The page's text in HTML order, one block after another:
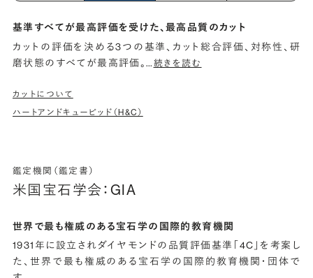
基準すべてが最高評価を受けた、最高品質のカット
カットの評価を決める3つの基準、カット総合評価、対称性、研
磨状態のすべてが最高評価。…続きを読む
カットについて
ハートアンドキューピッド（H&C）
鑑定機関（鑑定書）
米国宝石学会：GIA
世界で最も権威のある宝石学の国際的教育機関
1931年に設立されダイヤモンドの品質評価基準「4C」を考案し
た、世界で最も権威のある宝石学の国際的教育機関・団体で